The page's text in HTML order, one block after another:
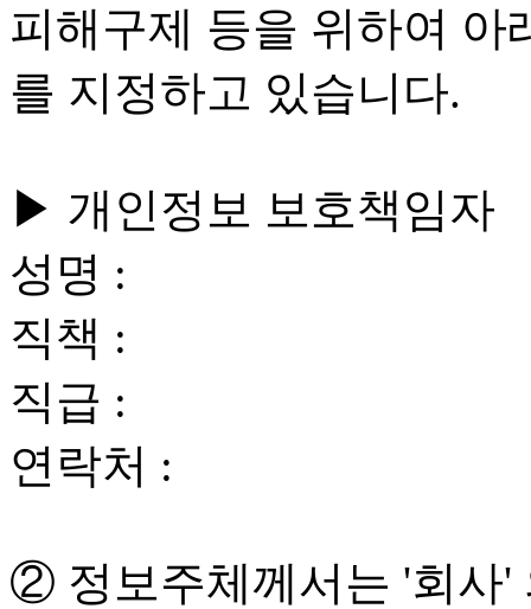
피해구제 등을 위하여 아
를 지정하고 있습니다.
▶ 개인정보 보호책임자
성명 :
직책 :
직급 :
연락처 :
② 정보주체께서는 '회사'